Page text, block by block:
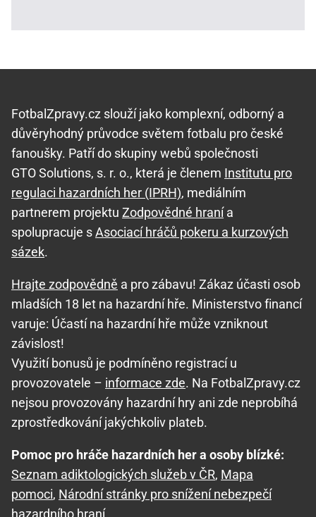
FotbalZpravy.cz slouží jako komplexní, odborný a
důvěryhodný průvodce světem fotbalu pro české
fanoušky. Patří do skupiny webů společnosti
GTO Solutions, s. r. o., která je členem Institutu pro
regulaci hazardních her (IPRH), mediálním
partnerem projektu Zodpovědné hranía
spolupracuje sAsociací hráčů pokeru a kurzových
sázek.
Hrajte zodpovědně a pro zábavu! Zákaz účasti osob
mladších 18 let na hazardní hře. Ministerstvo financí
varuje: Účastí na hazardní hře může vzniknout
závislost!
Využití bonusů je podmíněno registrací u
provozovatele – informace zde. Na FotbalZpravy.cz
nejsou provozovány hazardní hry ani zde neprobíhá
zprostředkování jakýchkoliv plateb.
Pomoc pro hráče hazardních her a osoby blízké:
Seznam adiktologických služeb v ČR, Mapa
pomoci, Národní stránky pro snížení nebezpečí
hazardního hraní.